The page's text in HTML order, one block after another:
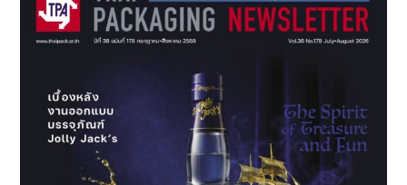
3
งาน
มหกรรม
เทคโนโลยี
การ